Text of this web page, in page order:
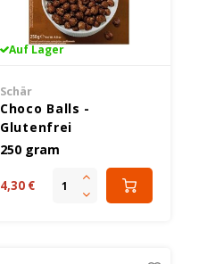
Auf Lager
Schär
Choco Balls -
Glutenfrei
250 gram
4,30 €